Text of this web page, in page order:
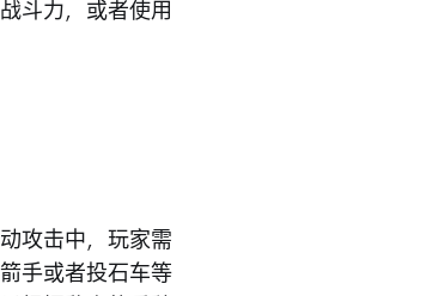
斗力，或者使用
攻击中，玩家需
手或者投石车等